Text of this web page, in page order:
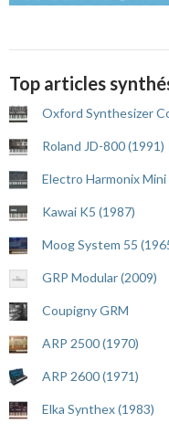
Top articles
Oxford Synthesizer
Roland JD-800 (1991)
Electro Harmonix
Kawai K5 (1987)
Moog System 55
GRP Modular (2009)
Coupigny GRM
ARP 2500 (1970)
ARP 2600 (1971)
Elka Synthex (1983)